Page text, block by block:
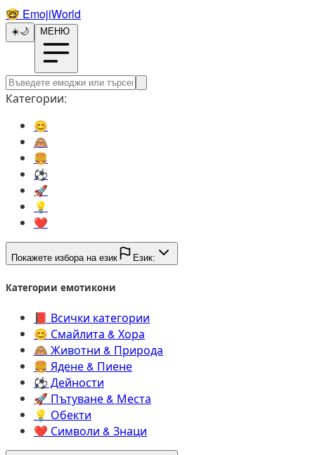
🤓️ EmojiWorld
☀️🌙 МЕНЮ
Категории:
😊️
🙈️
🍔️
⚽️
🚀️
💡️
❤️
Покажете избора на език Език:
Категории емотикони
📕️ Всички категории
😊️ Смайлита & Хора
🙈️ Животни & Природа
🍔️ Ядене & Пиене
⚽️ Дейности
🚀️ Пътуване & Места
💡️ Обекти
❤️ Символи & Знаци